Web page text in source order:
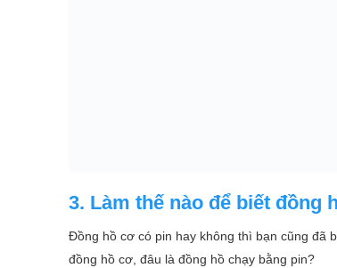
3. Làm thế nào để biết đồng
Đồng hồ cơ có pin hay không thì bạn cũng đã
đồng hồ cơ, đâu là đồng hồ chạy bằng pin?